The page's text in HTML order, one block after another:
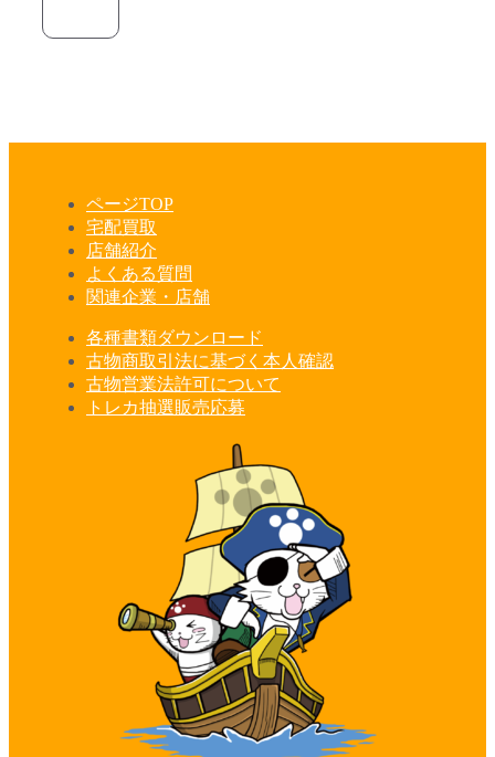
ページTOP
宅配買取
店舗紹介
よくある質問
関連企業・店舗
各種書類ダウンロード
古物商取引法に基づく本人確認
古物営業法許可について
トレカ抽選販売応募